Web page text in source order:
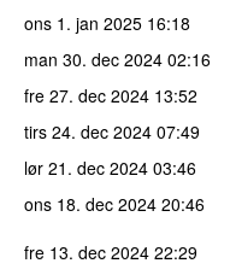
ons 1. jan 2025 16:18
man 30. dec 2024 02:16
fre 27. dec 2024 13:52
tirs 24. dec 2024 07:49
lør 21. dec 2024 03:46
ons 18. dec 2024 20:46
fre 13. dec 2024 22:29